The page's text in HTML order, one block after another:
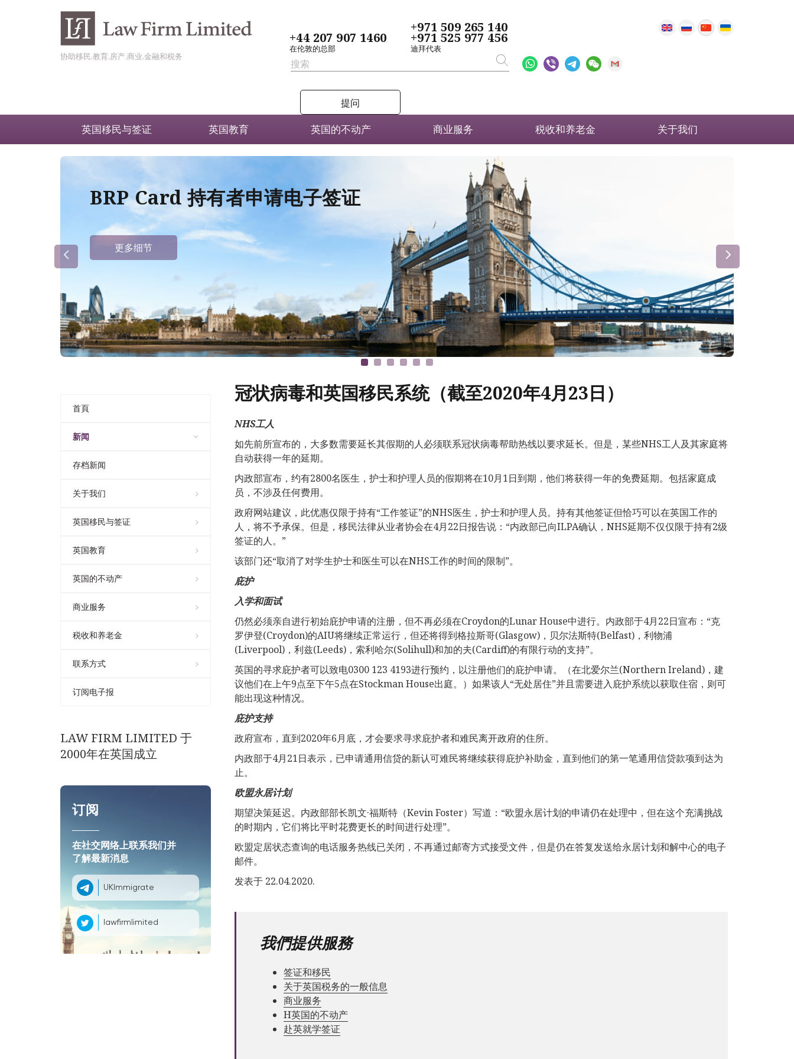
协助移民,教育,房产,商业,金融和税务
+44 207 907 1460
在伦敦的总部
+971 509 265 140
+971 525 977 456
迪拜代表
提问
英国移民与签证 英国教育 英国的不动产 商业服务 税收和养老金 关于我们
BRP Card 持有者申请电子签证
更多细节
首頁
新闻
存档新闻
关于我们
英国移民与签证
英国教育
英国的不动产
商业服务
税收和养老金
联系方式
订阅电子报
LAW FIRM LIMITED 于
2000年在英国成立
订阅
在社交网络上联系我们并
了解最新消息
UKImmigrate
lawfirmlimited
冠状病毒和英国移民系统（截至2020年4月23日）
NHS工人
如先前所宣布的，大多数需要延长其假期的人必须联系冠状病毒帮助热线以要求延长。但是，某些NHS工人及其家庭将
自动获得一年的延期。
内政部宣布，约有2800名医生，护士和护理人员的假期将在10月1日到期，他们将获得一年的免费延期。包括家庭成
员，不涉及任何费用。
政府网站建议，此优惠仅限于持有“工作签证”的NHS医生，护士和护理人员。持有其他签证但恰巧可以在英国工作的
人，将不予承保。但是，移民法律从业者协会在4月22日报告说：“内政部已向ILPA确认，NHS延期不仅仅限于持有2级
签证的人。”
该部门还“取消了对学生护士和医生可以在NHS工作的时间的限制”。
庇护
入学和面试
仍然必须亲自进行初始庇护申请的注册，但不再必须在Croydon的Lunar House中进行。内政部于4月22日宣布：“克
罗伊登(Croydon)的AIU将继续正常运行，但还将得到格拉斯哥(Glasgow)，贝尔法斯特(Belfast)，利物浦
(Liverpool)，利兹(Leeds)，索利哈尔(Solihull)和加的夫(Cardiff)的有限行动的支持”。
英国的寻求庇护者可以致电0300 123 4193进行预约，以注册他们的庇护申请。（在北爱尔兰(Northern Ireland)，建
议他们在上午9点至下午5点在Stockman House出庭。）如果该人“无处居住”并且需要进入庇护系统以获取住宿，则可
能出现这种情况。
庇护支持
政府宣布，直到2020年6月底，才会要求寻求庇护者和难民离开政府的住所。
内政部于4月21日表示，已申请通用信贷的新认可难民将继续获得庇护补助金，直到他们的第一笔通用信贷款项到达为
止。
欧盟永居计划
期望决策延迟。内政部部长凯文·福斯特（Kevin Foster）写道：“欧盟永居计划的申请仍在处理中，但在这个充满挑战
的时期内，它们将比平时花费更长的时间进行处理”。
欧盟定居状态查询的电话服务热线已关闭，不再通过邮寄方式接受文件，但是仍在答复发送给永居计划和解中心的电子
邮件。
发表于 22.04.2020.
我們提供服務
签证和移民
关于英国税务的一般信息
商业服务
Н英国的不动产
赴英就学签证